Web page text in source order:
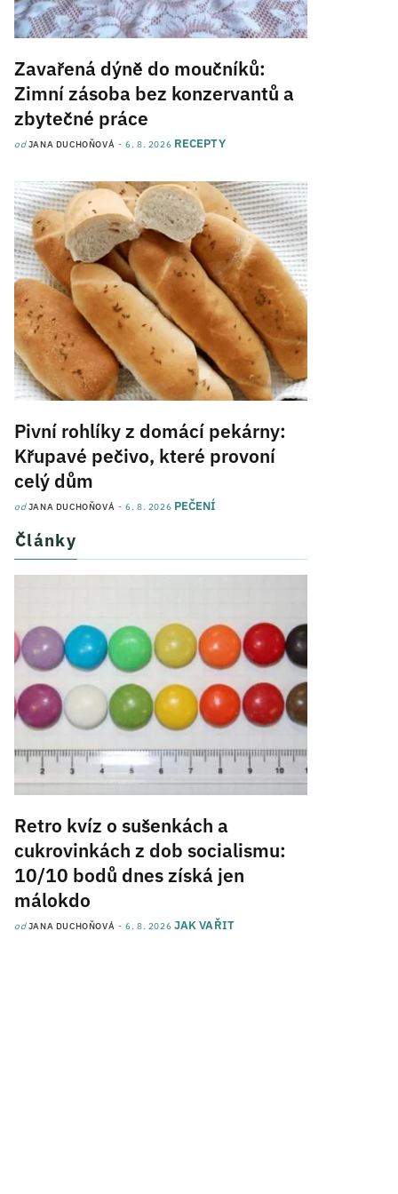
Zavařená dýně do moučníků:
Zimní zásoba bez konzervantů a
zbytečné práce
odJANA DUCHOŇOVÁ 6. 8. 2026 RECEPTY
Pivní rohlíky z domácí pekárny:
Křupavé pečivo, které provoní
celý dům
odJANA DUCHOŇOVÁ 6. 8. 2026 PEČENÍ
Články
Retro kvíz o sušenkách a
cukrovinkách z dob socialismu:
10/10 bodů dnes získá jen
málokdo
odJANA DUCHOŇOVÁ 6. 8. 2026 JAK VAŘIT